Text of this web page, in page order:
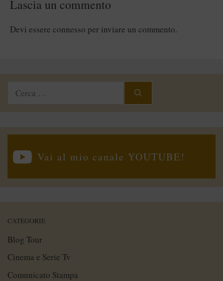
Lascia un commento
Devi essere connesso per inviare un commento.
Vai al mio canale YOUTUBE!
CATEGORIE
Blog Tour
Cinema e Serie Tv
Comunicato Stampa